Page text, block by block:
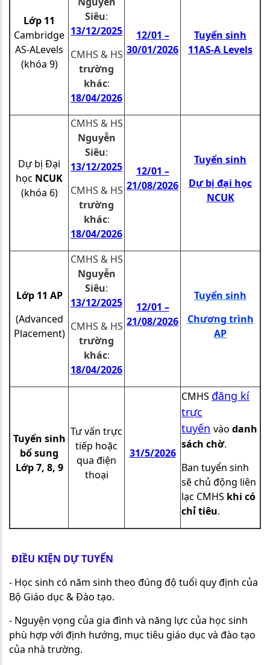
Lớp 11
Cambridge
AS-ALevels
(khóa 9)
Siêu:
13/12/2025
CMHS & HS
trường
khác:
18/04/2026
12/01 –
30/01/2026
Tuyển sinh
11AS-A Levels
Dự bị Đại
học NCUK
(khóa 6)
CMHS & HS
Nguyễn
Siêu:
13/12/2025
CMHS & HS
trường
khác:
18/04/2026
12/01 –
21/08/2026
Tuyển sinh
Dự bị đại học
NCUK
Lớp 11 AP
(Advanced
Placement)
CMHS & HS
Nguyễn
Siêu:
13/12/2025
CMHS & HS
trường
khác:
18/04/2026
12/01 –
21/08/2026
Tuyển sinh
Chương trình
AP
Tuyển sinh
bổ sung
Lớp 7, 8, 9
Tư vấn trực
tiếp hoặc
qua điện
thoại
31/5/2026
CMHS đăng kí
trực
tuyến vào danh
sách chờ.
Ban tuyển sinh
sẽ chủ động liên
lạc CMHS khi có
chỉ tiêu.
ĐIỀU KIỆN DỰ TUYỂN
- Học sinh có năm sinh theo đúng độ tuổi quy định của
Bộ Giáo dục & Đào tạo.
- Nguyện vọng của gia đình và năng lực của học sinh
phù hợp với định hướng, mục tiêu giáo dục và đào tạo
của nhà trường.